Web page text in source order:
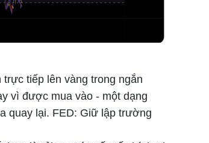
tiếp lên vàng trong ngắn
vì được mua vào - một dạng
quay lại. FED: Giữ lập trường